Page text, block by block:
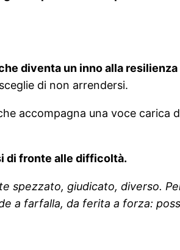
diventa un inno alla
di non arrendersi.
accompagna una voce carica
di fronte alle difficoltà.
spezzato, giudicato, diverso.
a farfalla, da ferita a forza: